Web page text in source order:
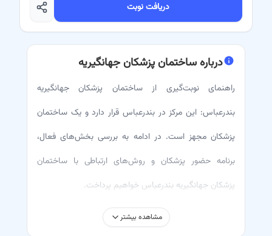
دریافت نوبت
درباره ساختمان پزشکان جهانگیریه
راهنمای نوبت‌گیری از ساختمان پزشکان جهانگیریه
بندرعباس: این مرکز در بندرعباس قرار دارد و یک ساختمان
پزشکان مجهز است. در ادامه به بررسی بخش‌های فعال،
برنامه حضور پزشکان و روش‌های ارتباطی با ساختمان
پزشکان جهانگیریه بندرعباس خواهیم پرداخت.
اسامی دکترها و لیست پزشکان ساختمان پزشکان
مشاهده بیشتر